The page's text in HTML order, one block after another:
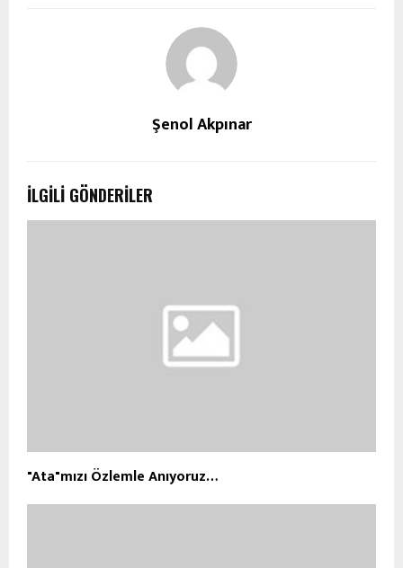
Şenol Akpınar
İLGILI GÖNDERILER
"Ata"mızı Özlemle Anıyoruz…